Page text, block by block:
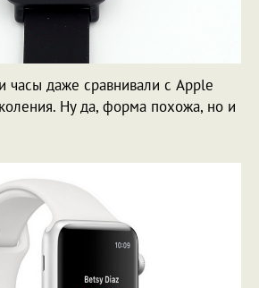
часы даже сравнивали с Apple
Ну да, форма похожа, но и